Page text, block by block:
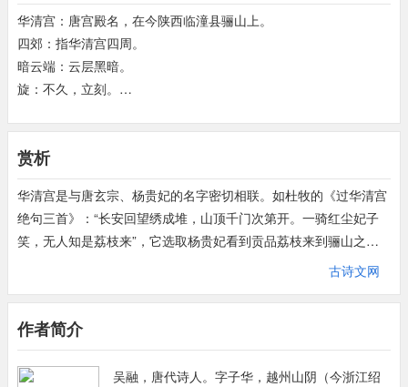
华清宫：唐宫殿名，在今陕西临潼县骊山上。
四郊：指华清宫四周。
暗云端：云层黑暗。
旋：不久，立刻。
长生秘殿：即长生殿，华清宫中的一个殿。唐玄宗与杨玉环在此居
住。
青苍：青天，一解作骊山。
金庭：传说会稽桐柏山有金庭，为神仙居住的地方。
不死乡：指可长生不死之地。
逝川：流去的河水。
赏析
华清宫是与唐玄宗、杨贵妃的名字密切相联。如杜牧的《过华清宫
绝句三首》：“长安回望绣成堆，山顶千门次第开。一骑红尘妃子
笑，无人知是荔枝来”，它选取杨贵妃看到贡品荔枝来到骊山之下
时心情欢悦的角度，揭露了统治阶级为一己私利而不恤民生疾苦的
手法上与杜诗有某些类似之处，都是以小显大，这首诗通过华清宫
中的细枝末节来揭露荒淫无道的唐玄宗和杨玉环的奢侈生活所加于
人民的苦难，但所创造的意境，却独具一格。
首句“四郊飞雪暗云端”，侧重写华清宫外的大雪。一个“飞”字具有
古诗文网
作者简介
吴融，唐代诗人。字子华，越州山阴（今浙江绍